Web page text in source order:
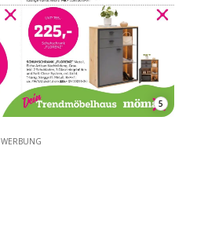
5
WERBUNG